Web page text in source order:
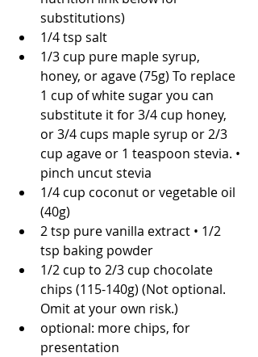
substitutions)
1/4 tsp salt
1/3 cup pure maple syrup,
honey, or agave (75g) To replace
1 cup of white sugar you can
substitute it for 3/4 cup honey,
or 3/4 cups maple syrup or 2/3
cup agave or 1 teaspoon stevia. •
pinch uncut stevia
1/4 cup coconut or vegetable oil
(40g)
2 tsp pure vanilla extract • 1/2
tsp baking powder
1/2 cup to 2/3 cup chocolate
chips (115-140g) (Not optional.
Omit at your own risk.)
optional: more chips, for
presentation